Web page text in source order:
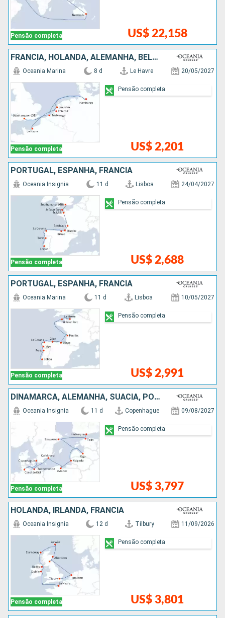
Pensão completa US$ 22,158
FRANCIA, HOLANDA, ALEMANHA, BÉLGICA
Pensão completa
Oceania Marina 8 d Le Havre 20/05/2027
US$ 2,201
Pensão completa
PORTUGAL, ESPANHA, FRANCIA
Pensão completa
Oceania Insignia 11 d Lisboa 24/04/2027
US$ 2,688
Pensão completa
PORTUGAL, ESPANHA, FRANCIA
Pensão completa
Oceania Marina 11 d Lisboa 10/05/2027
US$ 2,991
Pensão completa
DINAMARCA, ALEMANHA, SUÃCIA, POLÓNIA, LETÔNIA, ESTÃNIA, FINLÃNDIA
Pensão completa
Oceania Insignia 11 d Copenhague 09/08/2027
US$ 3,797
Pensão completa
HOLANDA, IRLANDA, FRANCIA
Pensão completa
Oceania Insignia 12 d Tilbury 11/09/2026
US$ 3,801
Pensão completa